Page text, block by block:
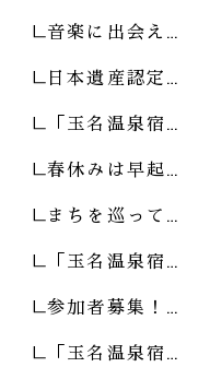
音楽に出会え…
日本遺産認定…
「玉名温泉宿…
春休みは早起…
まちを巡って…
「玉名温泉宿…
参加者募集！…
「玉名温泉宿…